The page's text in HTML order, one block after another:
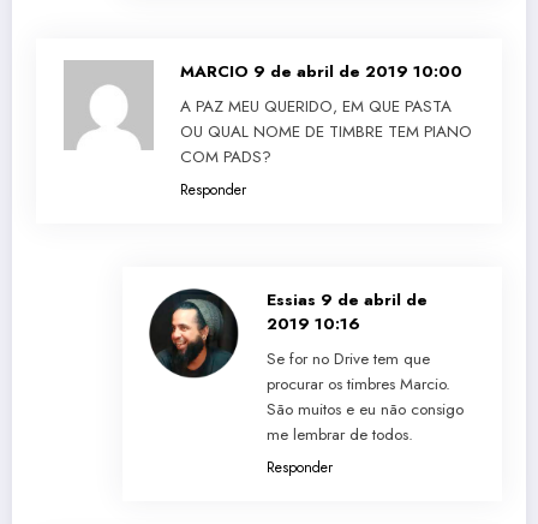
MARCIO 9 de abril de 2019 10:00
A PAZ MEU QUERIDO, EM QUE PASTA
OU QUAL NOME DE TIMBRE TEM PIANO
COM PADS?
Responder
Essias 9 de abril de
2019 10:16
Se for no Drive tem que
procurar os timbres Marcio.
São muitos e eu não consigo
me lembrar de todos.
Responder